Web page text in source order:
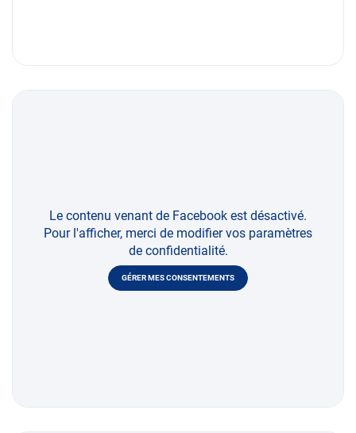
Le contenu venant de Facebook est désactivé.
Pour l'afficher, merci de modifier vos paramètres
de confidentialité.
GÉRER MES CONSENTEMENTS